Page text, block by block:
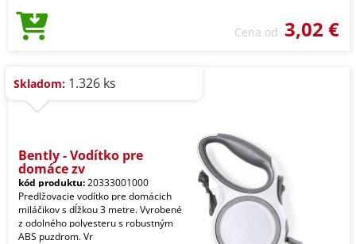
Cena od 3,02 €
Skladom: 1.326 ks
Bently - Vodítko pre
domáce zv
kód produktu:20333001000
Predlžovacie vodítko pre domácich
miláčikov s dĺžkou 3 metre. Vyrobené
z odolného polyesteru s robustným
ABS puzdrom. Vr